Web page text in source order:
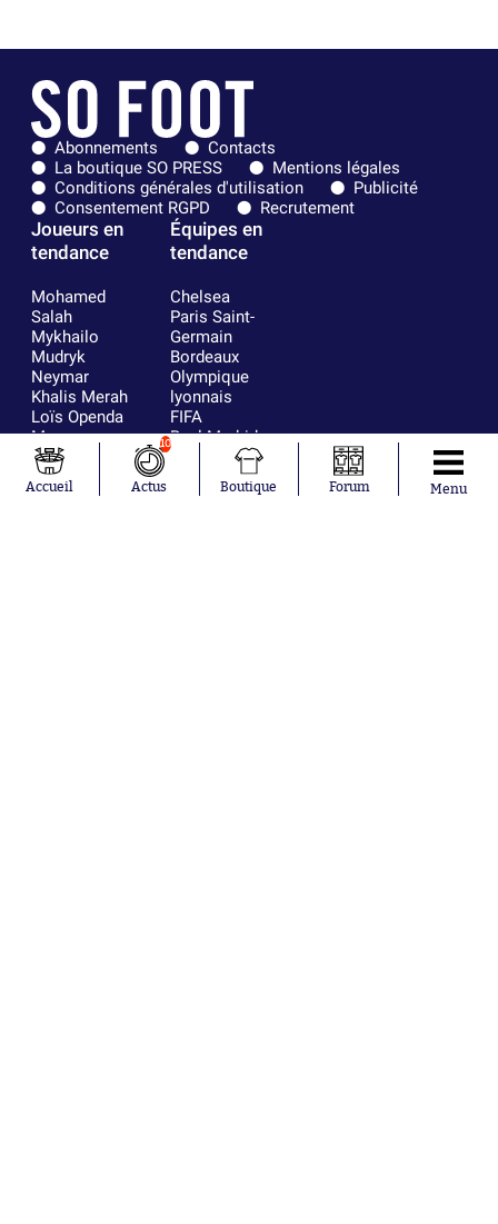
Abonnements
Contacts
La boutique SO PRESS
Mentions légales
Conditions générales d'utilisation
Publicité
Consentement RGPD
Recrutement
Joueurs en
tendance
Mohamed
Salah
Mykhailo
Mudryk
Neymar
Khalis Merah
Loïs Openda
Moussa
Niakhaté
Nicolás
Tagliafico
Équipes en
tendance
Chelsea
Paris Saint-
Germain
Bordeaux
Olympique
lyonnais
FIFA
Real Madrid
RC Strasbourg
AC Milan
France
Accueil
10
Actus Boutique Forum Menu